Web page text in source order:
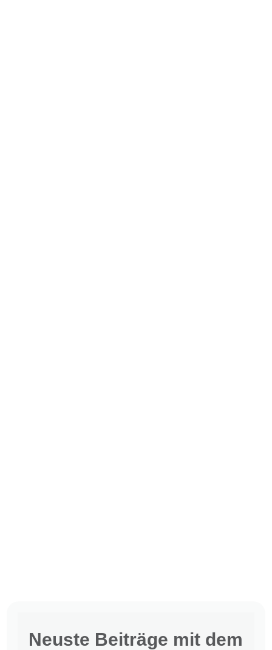
Neuste Beiträge mit dem